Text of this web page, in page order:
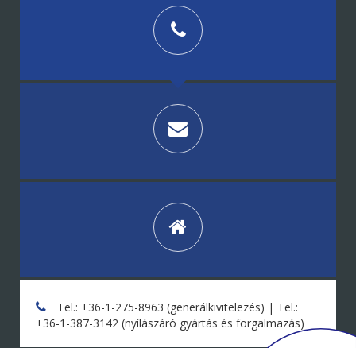
Tel.: +36-1-275-8963 (generálkivitelezés) | Tel.:
+36-1-387-3142 (nyílászáró gyártás és forgalmazás)